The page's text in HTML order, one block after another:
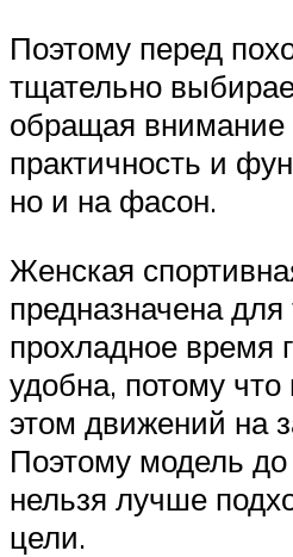
Поэтому перед
тщательно
обращая внимание
практичность и
но и на фасон.
Женская
предназначена для
прохладное время
удобна, потому что
этом движений на
Поэтому модель до
нельзя лучше
цели.